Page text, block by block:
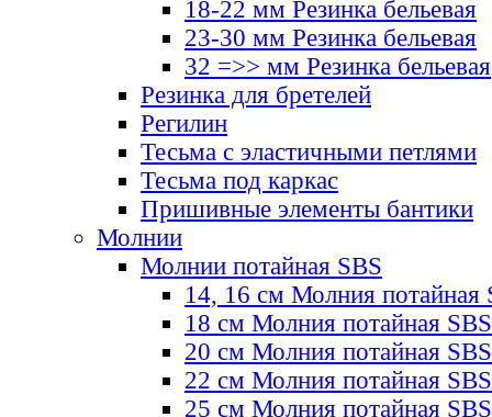
18-22 мм Резинка бельевая
23-30 мм Резинка бельевая
32 =>> мм Резинка бельевая
Резинка для бретелей
Регилин
Тесьма с эластичными петлями
Тесьма под каркас
Пришивные элементы бантики
Молнии
Молнии потайная SBS
14, 16 см Молния потайная
18 см Молния потайная SBS
20 см Молния потайная SBS
22 см Молния потайная SBS
25 см Молния потайная SBS